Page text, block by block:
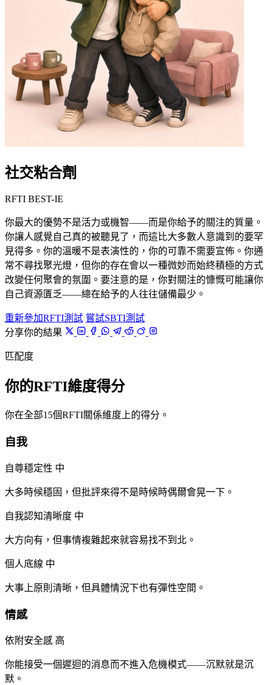
社交粘合劑
RFTI BEST-IE
你最大的優勢不是活力或機智——而是你給予的關注的質量。
你讓人感覺自己真的被聽見了，而這比大多數人意識到的要罕
見得多。你的溫暖不是表演性的，你的可靠不需要宣佈。你通
常不尋找聚光燈，但你的存在會以一種微妙而始終積極的方式
改變任何聚會的氛圍。要注意的是，你對關注的慷慨可能讓你
自己資源匱乏——總在給予的人往往儲備最少。
重新參加RFTI測試 嘗試SBTI測試
分享你的結果
匹配度
你的RFTI維度得分
你在全部15個RFTI關係維度上的得分。
自我
自尊穩定性 中
大多時候穩固，但批評來得不是時候時偶爾會晃一下。
自我認知清晰度 中
大方向有，但事情複雜起來就容易找不到北。
個人底線 中
大事上原則清晰，但具體情況下也有彈性空間。
情感
依附安全感 高
你能接受一個遲迴的消息而不進入危機模式——沉默就是沉
默。